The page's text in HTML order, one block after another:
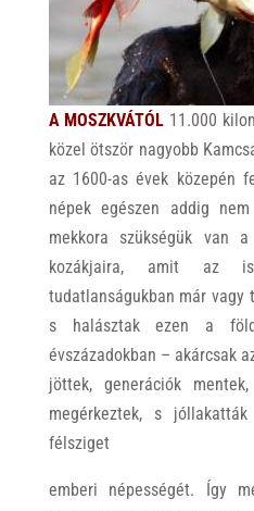
A MOSZKVÁTÓL 11.000
közel ötször nagyobb
az 1600-as évek közepén
népek egészen addig
mekkora szükségük van
kozákjaira, amit az
tudatlanságukban már vagy
s halásztak ezen a
évszázadokban – akárcsak
jöttek, generációk
megérkeztek, s
félsziget
emberi népességét. Így